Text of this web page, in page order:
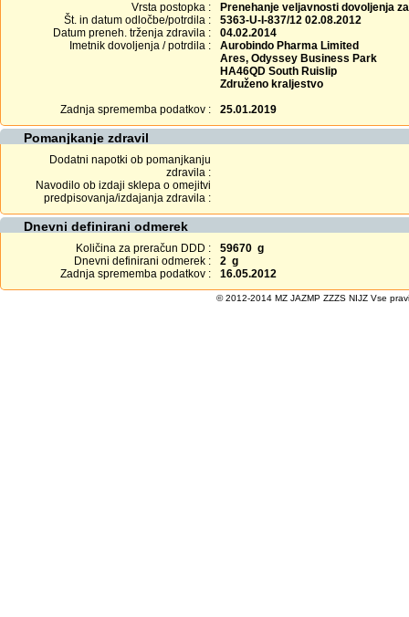
Vrsta postopka :
Prenehanje veljavnosti dovoljenja
Št. in datum odločbe/potrdila :
5363-U-I-837/12 02.08.2012
Datum preneh. trženja zdravila :
04.02.2014
Imetnik dovoljenja / potrdila :
Aurobindo Pharma Limited
Ares, Odyssey Business Park
HA46QD South Ruislip
Združeno kraljestvo
Zadnja sprememba podatkov :
25.01.2019
Pomanjkanje zdravil
Dodatni napotki ob pomanjkanju
zdravila :
Navodilo ob izdaji sklepa o omejitvi
predpisovanja/izdajanja zdravila :
Dnevni definirani odmerek
Količina za preračun DDD :
59670 g
Dnevni definirani odmerek :
2 g
Zadnja sprememba podatkov :
16.05.2012
© 2012-2014 MZ JAZMP ZZZS NIJZ Vse